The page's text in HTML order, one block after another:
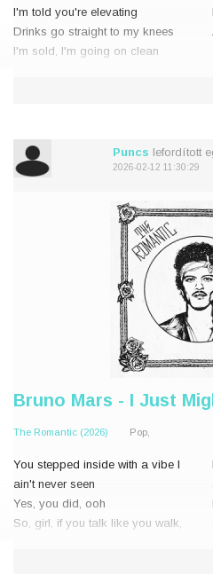
I'm told you're elevating
Drinks go straight to my knees
I'm sold, I'm going on clean
Puncs lefordított
2026-02-12 11:30:29
Bruno Mars - I Just
The Romantic (2026) Pop,
You stepped inside with a vibe I
ain't never seen
Yes, you did, ooh
So, girl, if you talk like you walk,